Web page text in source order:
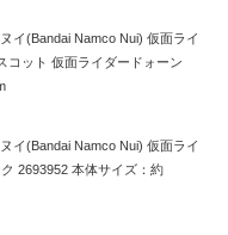
イ(Bandai Namco Nui) 仮面ライ
コット 仮面ライダードォーン
イ(Bandai Namco Nui) 仮面ライ
2693952 本体サイズ：約